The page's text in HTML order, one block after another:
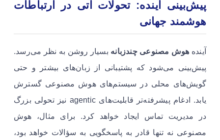
پیش‌بینی آینده: تحولات آتی در ارتباطات
هوشمند جهانی
آینده هوش مصنوعی چندزبانه بسیار روشن به نظر می‌رسد.
پیش‌بینی می‌شود که پشتیبانی از زبان‌های بیشتر و حتی
گویش‌های محلی در سیستم‌های هوش مصنوعی گسترش
یابد. ادغام پیشرفته‌تر قابلیت‌های agentic نیز تحولی بزرگ
در مدیریت تماس ایجاد خواهد کرد. برای مثال، هوش
مصنوعی نه تنها قادر به پاسخگویی به سؤالات خواهد بود،